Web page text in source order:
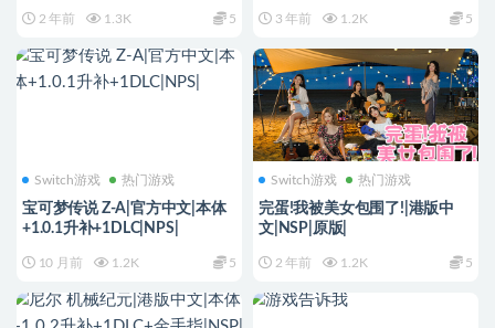
2 年前 1.3K 5 3 年前 1.2K 5
Switch游戏 热门游戏
宝可梦传说 Z-A|官方中文|本体
+1.0.1升补+1DLC|NPS|
10 月前 1.2K 5
Switch游戏 热门游戏
完蛋!我被美女包围了!|港版中
文|NSP|原版|
2 年前 1.2K 5